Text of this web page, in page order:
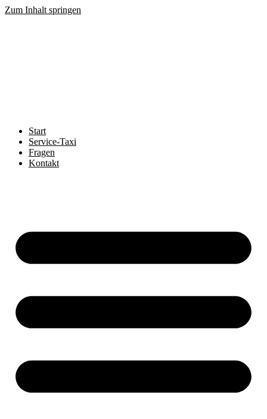
Zum Inhalt springen
Start
Service-Taxi
Fragen
Kontakt